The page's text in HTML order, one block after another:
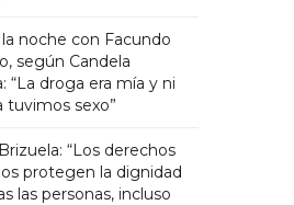
noche con Facundo
según Candela
“La droga era mía y ni
tuvimos sexo”
“Los derechos
protegen la dignidad
las personas, incluso